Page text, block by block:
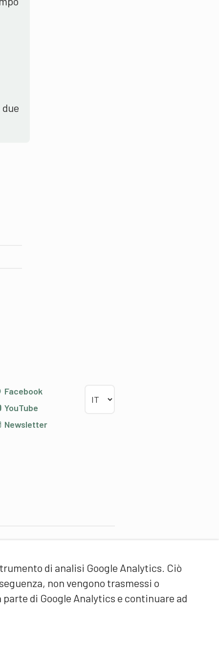
di analisi Google Analytics. Ciò
non vengono trasmessi o
di Google Analytics e continuare ad
Facebook
YouTube
Newsletter
universitaria federale
Sport Macolin SUFSM
FR)